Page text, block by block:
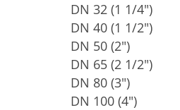
DN 32 (1 1/4")
DN 40 (1 1/2")
DN 50 (2")
DN 65 (2 1/2")
DN 80 (3")
DN 100 (4")